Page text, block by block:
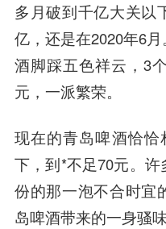
多月破到千亿大关以
亿，还是在2020年6
酒脚踩五色祥云，3
元，一派繁荣。
现在的青岛啤酒恰恰
下，到*不足70元。
份的那一泡不合时宜
岛啤酒带来的一身骚